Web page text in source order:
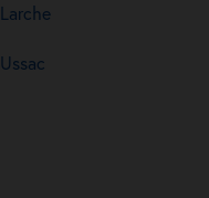
Larche
Ussac